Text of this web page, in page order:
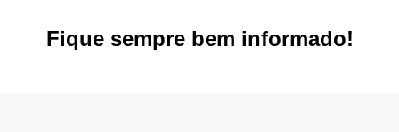
Fique sempre bem informado!